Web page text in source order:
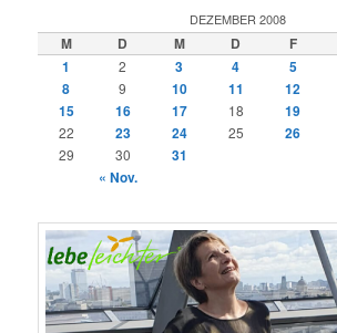
DEZEMBER 2008
M D M D F
1
2 3 4 5
8
9 10 11 12
15 16 17 18 19
22 23 24 25 26
29 30
31
« Nov.